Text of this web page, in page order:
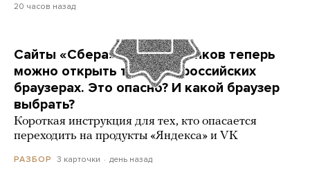
20 часов назад
Сайты «Сбера» и других банков теперь
можно открыть только в российских
браузерах. Это опасно? И какой браузер
выбрать?
Короткая инструкция для тех, кто опасается
переходить на продукты «Яндекса» и VK
РАЗБОР 3 карточки день назад